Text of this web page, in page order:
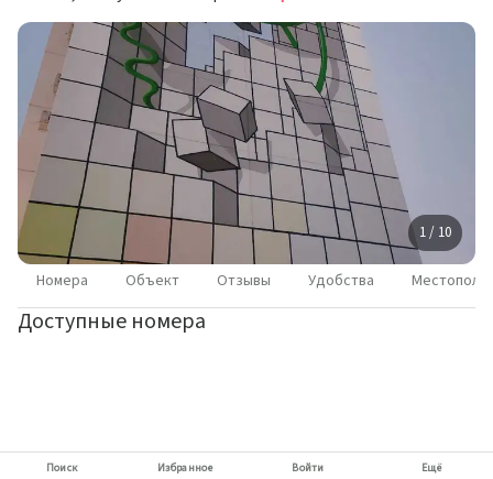
1 / 10
Номера Объект Отзывы Удобства
Доступные номера
Поиск Избранное Войти Ещё